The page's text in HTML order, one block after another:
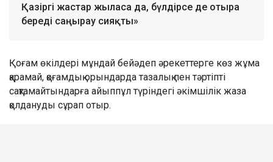
Қазіргі жастар жыласа да, бүлдірсе де отыра
береді саңырау сияқты»
Қоғам өкілдері мұндай бейәдеп әрекеттерге көз жұма
қарамай, қоғамдық орындарда тазалық пен тәртіпті
сақтамайтындарға айыппұл түріндегі әкімшілік жаза
қолдануды сұрап отыр.